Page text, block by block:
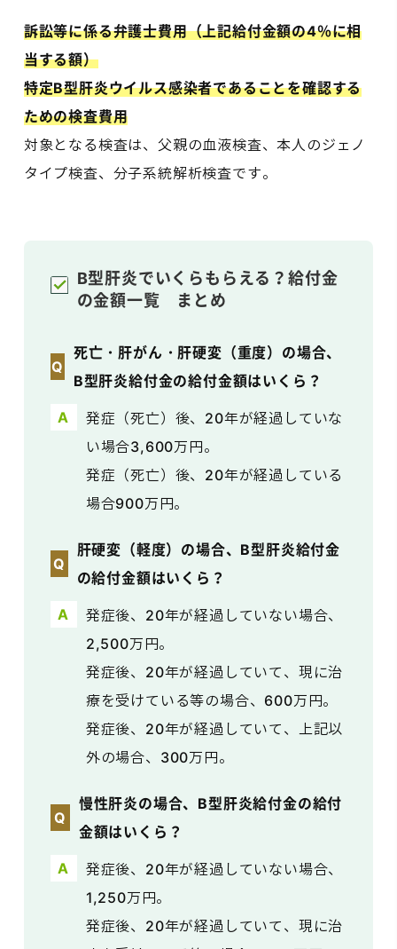
訴訟等に係る弁護士費用（上記給付金額の4％に相
当する額）
特定B型肝炎ウイルス感染者であることを確認する
ための検査費用
対象となる検査は、父親の血液検査、本人のジェノ
タイプ検査、分子系統解析検査です。
B型肝炎でいくらもらえる？給付金
の金額一覧 まとめ
死亡・肝がん・肝硬変（重度）の場合、
B型肝炎給付金の給付金額はいくら？
発症（死亡）後、20年が経過していな
い場合3,600万円。
発症（死亡）後、20年が経過している
場合900万円。
肝硬変（軽度）の場合、B型肝炎給付金
の給付金額はいくら？
発症後、20年が経過していない場合、
2,500万円。
発症後、20年が経過していて、現に治
療を受けている等の場合、600万円。
発症後、20年が経過していて、上記以
外の場合、300万円。
慢性肝炎の場合、B型肝炎給付金の給付
金額はいくら？
発症後、20年が経過していない場合、
1,250万円。
発症後、20年が経過していて、現に治